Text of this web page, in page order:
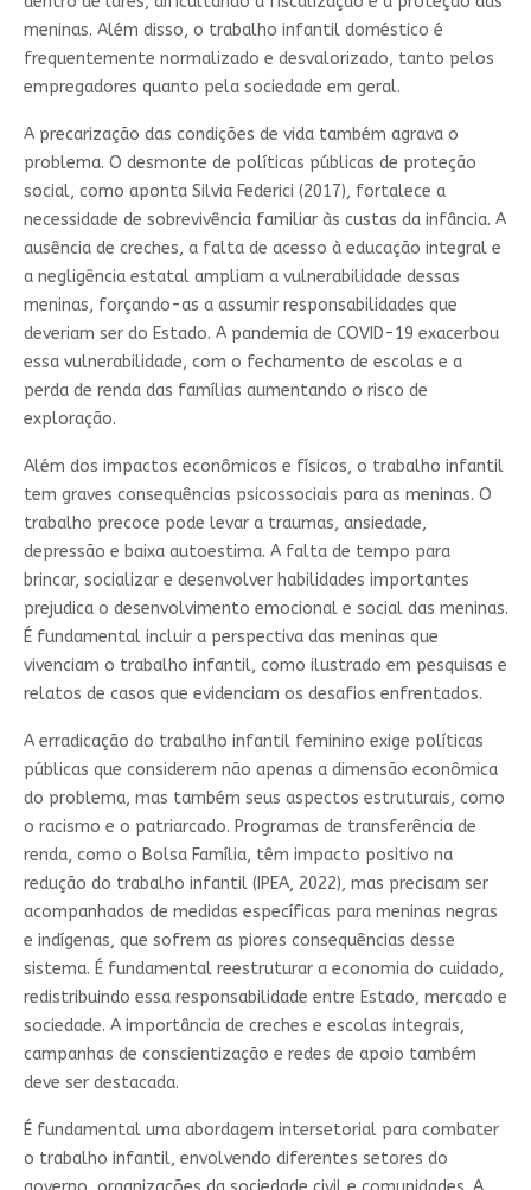
meninas. Além disso, o trabalho infantil doméstico é
frequentemente normalizado e desvalorizado, tanto pelos
empregadores quanto pela sociedade em geral.
A precarização das condições de vida também agrava o
problema. O desmonte de políticas públicas de proteção
social, como aponta Silvia Federici (2017), fortalece a
necessidade de sobrevivência familiar às custas da infância. A
ausência de creches, a falta de acesso à educação integral e
a negligência estatal ampliam a vulnerabilidade dessas
meninas, forçando-as a assumir responsabilidades que
deveriam ser do Estado. A pandemia de COVID-19 exacerbou
essa vulnerabilidade, com o fechamento de escolas e a
perda de renda das famílias aumentando o risco de
exploração.
Além dos impactos econômicos e físicos, o trabalho infantil
tem graves consequências psicossociais para as meninas. O
trabalho precoce pode levar a traumas, ansiedade,
depressão e baixa autoestima. A falta de tempo para
brincar, socializar e desenvolver habilidades importantes
prejudica o desenvolvimento emocional e social das meninas.
É fundamental incluir a perspectiva das meninas que
vivenciam o trabalho infantil, como ilustrado em pesquisas e
relatos de casos que evidenciam os desafios enfrentados.
A erradicação do trabalho infantil feminino exige políticas
públicas que considerem não apenas a dimensão econômica
do problema, mas também seus aspectos estruturais, como
o racismo e o patriarcado. Programas de transferência de
renda, como o Bolsa Família, têm impacto positivo na
redução do trabalho infantil (IPEA, 2022), mas precisam ser
acompanhados de medidas específicas para meninas negras
e indígenas, que sofrem as piores consequências desse
sistema. É fundamental reestruturar a economia do cuidado,
redistribuindo essa responsabilidade entre Estado, mercado e
sociedade. A importância de creches e escolas integrais,
campanhas de conscientização e redes de apoio também
deve ser destacada.
É fundamental uma abordagem intersetorial para combater
o trabalho infantil, envolvendo diferentes setores do